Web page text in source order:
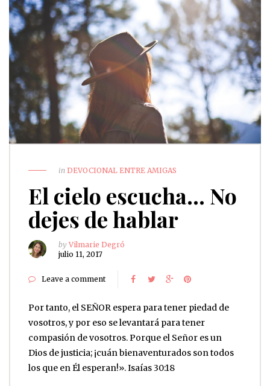
in DEVOCIONAL ENTRE AMIGAS
El cielo escucha… No
dejes de hablar
by Vilmarie Degró
julio 11, 2017
Leave a comment
Por tanto, el SEÑOR espera para tener piedad de
vosotros, y por eso se levantará para tener
compasión de vosotros. Porque el Señor es un
Dios de justicia; ¡cuán bienaventurados son todos
los que en Él esperan!». Isaías 30:18